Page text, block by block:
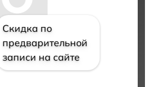
Скидка по
предварительной
записи на сайте